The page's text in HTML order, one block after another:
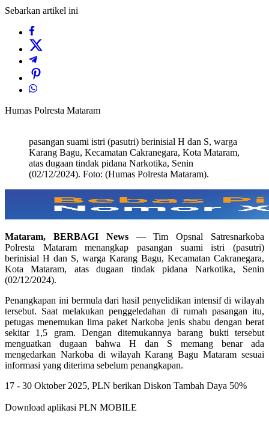
Sebarkan artikel ini
Humas Polresta Mataram
pasangan suami istri (pasutri) berinisial H dan S, warga
Karang Bagu, Kecamatan Cakranegara, Kota Mataram,
atas dugaan tindak pidana Narkotika, Senin
(02/12/2024). Foto: (Humas Polresta Mataram).
Mataram, BERBAGI News — Tim Opsnal Satresnarkoba
Polresta Mataram menangkap pasangan suami istri (pasutri)
berinisial H dan S, warga Karang Bagu, Kecamatan Cakranegara,
Kota Mataram, atas dugaan tindak pidana Narkotika, Senin
(02/12/2024).
Penangkapan ini bermula dari hasil penyelidikan intensif di wilayah
tersebut. Saat melakukan penggeledahan di rumah pasangan itu,
petugas menemukan lima paket Narkoba jenis shabu dengan berat
sekitar 1,5 gram. Dengan ditemukannya barang bukti tersebut
menguatkan dugaan bahwa H dan S memang benar ada
mengedarkan Narkoba di wilayah Karang Bagu Mataram sesuai
informasi yang diterima sebelum penangkapan.
17 - 30 Oktober 2025, PLN berikan Diskon Tambah Daya 50%
Download aplikasi PLN MOBILE